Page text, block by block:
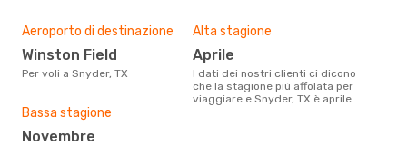
Aeroporto di destinazione
Winston Field
Per voli a Snyder, TX
Alta stagione
aprile
I dati dei nostri clienti ci dicono
che la stagione più affolata per
viaggiare e Snyder, TX è aprile
Bassa stagione
novembre